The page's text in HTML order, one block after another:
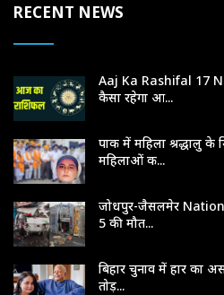
RECENT NEWS
Aaj Ka Rashifal 17
कैसा रहेगा आ...
पाक में महिला श्रद्धालु के
महिलाओं क...
जोधपुर-जैसलमेर
5 की मौत...
बिहार चुनाव में हार का
तोड़...